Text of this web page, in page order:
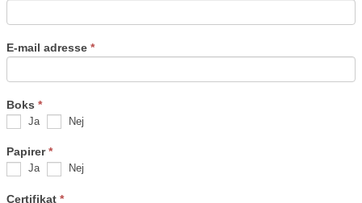
E-mail adresse *
Boks *
Ja Nej
Papirer*
Ja Nej
Certifikat *